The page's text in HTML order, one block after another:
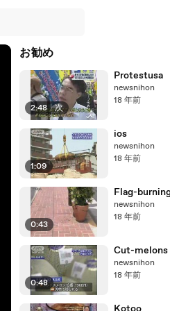
お勧め
2:48 | 次
Protestusa
newsnihon
18 年前
1:09
ios
newsnihon
18 年前
0:43
Flag-
newsnihon
18 年前
0:48
Cut-melons
newsnihon
18 年前